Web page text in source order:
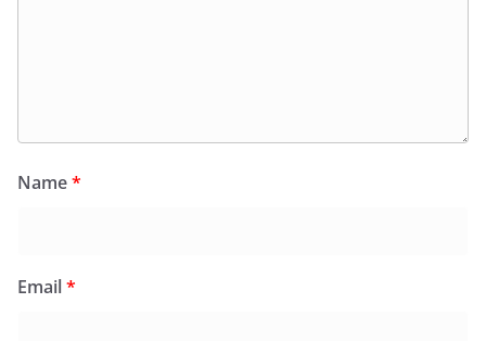
Name*
Email*